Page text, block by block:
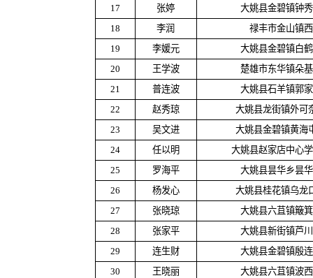
17
张婷
大姚县金碧镇钟
18
李润
禄丰市金山镇
19
李媛元
大姚县金碧镇白
20
王学波
楚雄市东华镇朵
21
普连波
大姚县石羊镇郭
22
赵秀琼
大姚县龙街镇外可
23
吴文进
大姚县金碧镇黄海
24
任以明
大姚县赵家店中心
25
罗海平
大姚县昙华乡昙
26
杨发心
大姚县桂花镇乌龙
27
张晓琼
大姚县六苴镇簸
28
张家平
大姚县新街镇芦
29
连生财
大姚县金碧镇殷
30
王晓丽
大姚县六苴镇波